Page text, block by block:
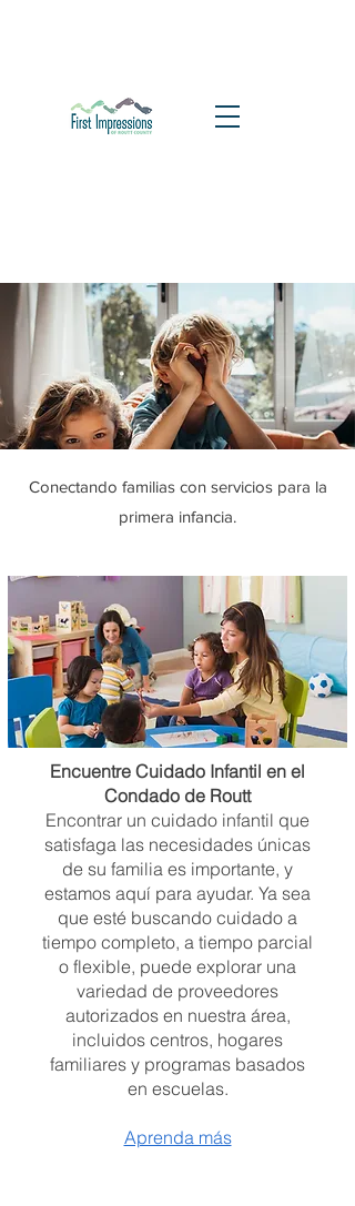
Conectando familias con servicios para la
primera infancia.
Encuentre Cuidado Infantil en el
Condado de Routt
Encontrar un cuidado infantil que
satisfaga las necesidades únicas
de su familia es importante, y
estamos aquí para ayudar. Ya sea
que esté buscando cuidado a
tiempo completo, a tiempo parcial
o flexible, puede explorar una
variedad de proveedores
autorizados en nuestra área,
incluidos centros, hogares
familiares y programas basados
en escuelas.​
Aprenda más